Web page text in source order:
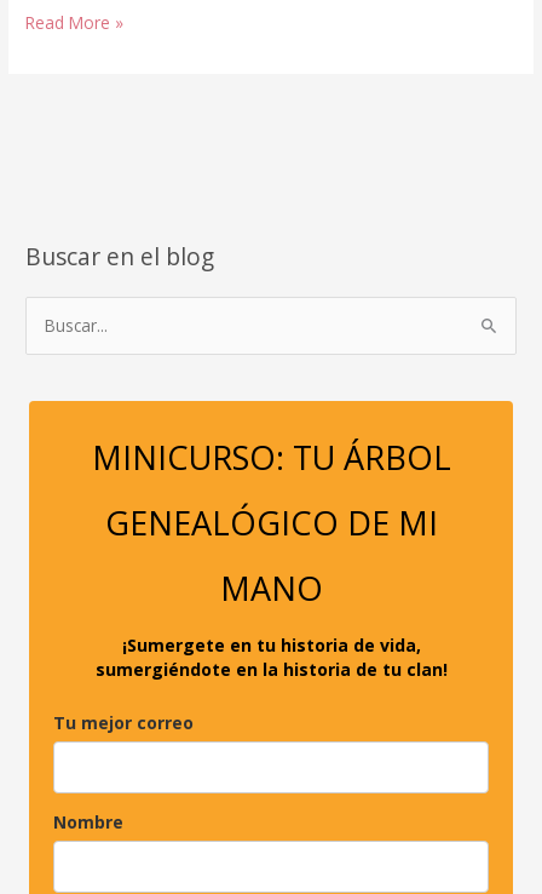
DESPUÉS
SANAR.
Read More »
Buscar en el blog
c
MINICURSO: TU ÁRBOL
GENEALÓGICO DE MI
MANO
¡Sumergete en tu historia de vida,
sumergiéndote en la historia de tu clan!
Tu mejor correo
Nombre